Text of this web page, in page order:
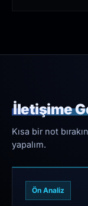
İletişime
Kısa bir not
yapalım.
Ön Analiz